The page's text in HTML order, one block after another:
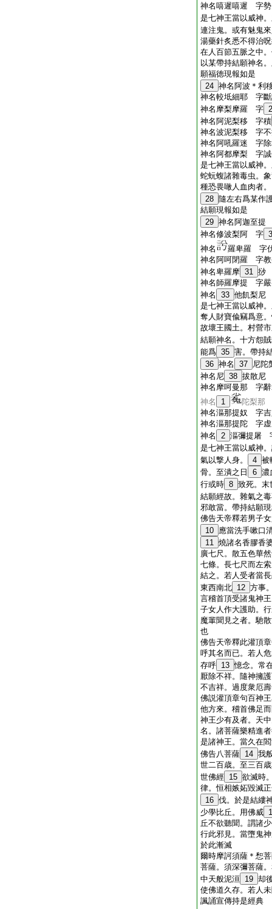
神名嘻遲嘻遲 字勢
是七神王當以威神
連注鬼。或有魅鬼
湯藥針炙悉不得治
在人百節五脈之中
以某帶持結願神名
願福徳現報如是
24 神名阿波＊利
神名較坻細耶 字斷
神名摩梨摩羅 字
神名阿泥梨移 字積
神名波泥梨移 字不
神名阿吼羅迷 字除
神名阿都摩梨 字誠
是七神王當以威神
蛇蚖蝮諸雜毒虫。
種恐畏噉人血肉者
28 隨左右爲某作
結願現報如是
29 神名阿迦至提
神名修波梨阿 字
神名
羅卑羅 字
神名阿呵閉羅 字教
神名卑羅摩 31 挱
神名師羅摩提 字嚴
神名
33 他飢梨尼
是七神王當以威神
奪人財寶偸竊爲意
故壞王國土。村營
結願神名。十方怨
能爲 35 害。帶持
36 神名 37 尼陀
神名尼 38 拔散尼
神名摩呵曼那 字辭
神名
1
陀梨那
神名漚那提奴 字吉
神名漚那提陀 字虚
神名
2 漚彌提屠
是七神王當以威神
氣以撃人身。
4 被
骨。至潰之日
6 濃
行或時 8 致死。末
結願經故。雜氣之
邪敢當。帶持結願
佛告天帝釋若男子
10 應當洗手嗽口
11 燒諸名香膠香
廣七尺。散五色華
七條。長七尺而左
結之。若人受者當
東西南北 12 方事
言稽首頂受諸鬼神
子女人作大護助。
魔輩聞見之者。馳
也
佛告天帝釋此灌頂
呼其名而已。若人
存呼 13 憶念。常
厭除不祥。隨神擁
不吉祥。過度衆厄
佛説灌頂章句百神
他方來。稽首佛足
神王少有及者。天
名。諸菩薩樂精進
是諸神王。當久在
佛告八菩薩 14 我
世二百歳。至三百
世佛經 15 欲滅時
律。恒相嫉妬毀滅
16 伐。於是結縷
少學比丘。用佛威
丘不欲聽聞。謂諸
行此邪見。當墮鬼
於此漸滅
爾時摩訶須薩＊惒
菩薩。須深彌菩薩
中天般泥洹 19 却
使佛道久存。若人
諷誦宣傳持是經典